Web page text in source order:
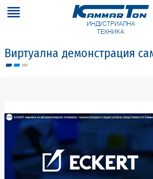
ИНДУСТРИАЛНА
ТЕХНИКА
Виртуална демонстрация